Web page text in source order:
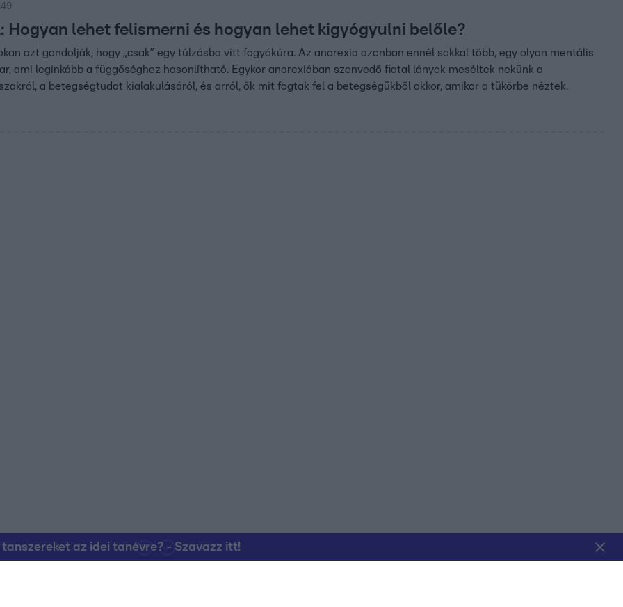
az idei tanévre? - Szavazz itt!
Hogyan lehet felismerni és hogyan lehet kigyógyulni belőle?
azt gondolják, hogy „csak” egy túlzásba vitt fogyókúra. Az anorexia azonban ennél sokkal több, egy olyan mentális
ami leginkább a függőséghez hasonlítható. Egykor anorexiában szenvedő fiatal lányok meséltek nekünk a
a betegségtudat kialakulásáról, és arról, ők mit fogtak fel a betegségükből akkor, amikor a tükörbe néztek.